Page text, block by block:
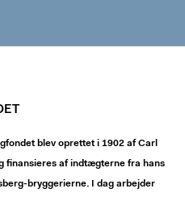
blev oprettet i 1902 af Carl
finansieres af indtægterne fra hans
bryggerierne. I dag arbejder